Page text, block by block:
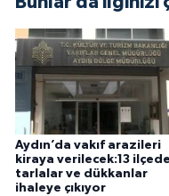
Aydın’da vakıf arazileri
kiraya verilecek:13 ilçede
tarlalar ve dükkanlar
ihaleye çıkıyor